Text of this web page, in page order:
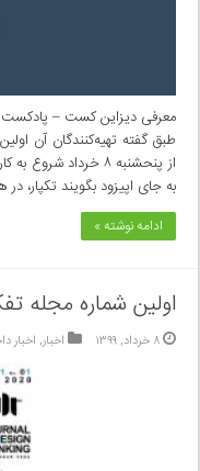
معرفی دیزاین کست –
طبق گفته تهیه‌کنندگان آن
از پنحشنبه ۸ خرداد
به جای اپیزود بگویند تکپار، در
ادامه نوشته »
اولین شماره مجله
۸ خرداد, ۱۳۹۹ اخبار, اخبار